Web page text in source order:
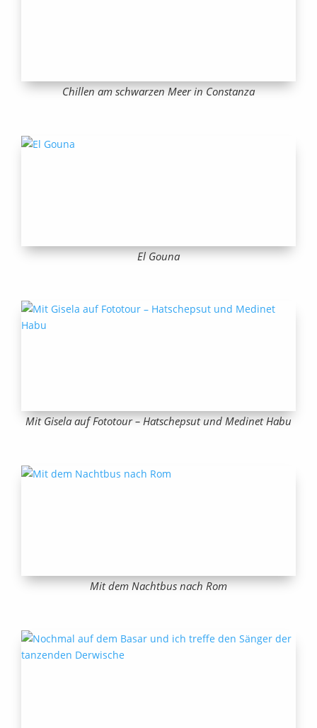
Chillen am schwarzen Meer in Constanza
El Gouna
Mit Gisela auf Fototour – Hatschepsut und Medinet Habu
Mit dem Nachtbus nach Rom